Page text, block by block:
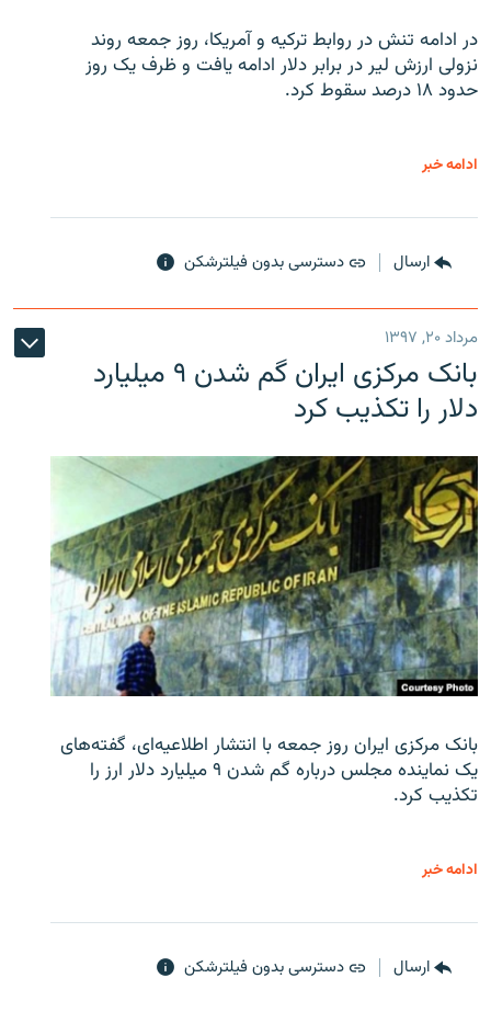
در ادامه تنش در روابط ترکیه و آمریکا، روز جمعه روند
نزولی ارزش لیر در برابر دلار ادامه یافت و ظرف یک روز
حدود ۱۸ درصد سقوط کرد.
ادامه خبر
ارسال دسترسی بدون فیلترشکن
مرداد ۲۰, ۱۳۹۷
بانک مرکزی ایران گم شدن ۹ میلیارد
دلار را تکذیب کرد
بانک مرکزی ایران روز جمعه با انتشار اطلاعیه‌ای، گفته‌های
یک نماینده مجلس درباره گم شدن ۹ میلیارد دلار ارز را
تکذیب کرد.
ادامه خبر
ارسال دسترسی بدون فیلترشکن